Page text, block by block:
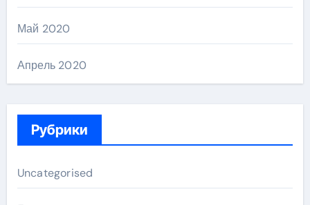
Май 2020
Апрель 2020
Рубрики
Uncategorised